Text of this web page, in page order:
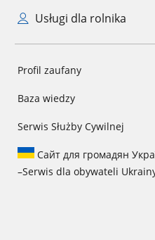
Usługi dla rolnika
Profil zaufany
Baza wiedzy
Serwis Służby Cywilnej
Сайт для громадян
–Serwis dla obywateli